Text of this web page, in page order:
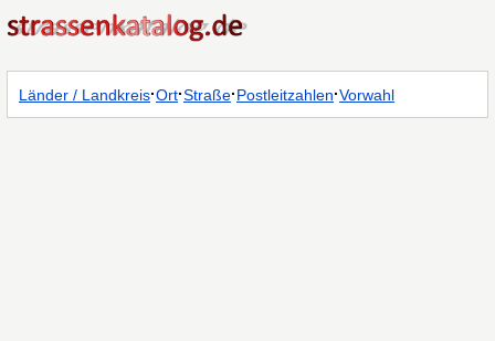
Länder / Landkreis·Ort·Straße·Postleitzahlen·Vorwahl